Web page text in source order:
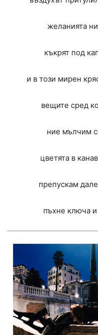
желанията
къкрят под
и в този мирен
вещите сред
ние мълчим
цветята в
препускам
пъхне ключа и